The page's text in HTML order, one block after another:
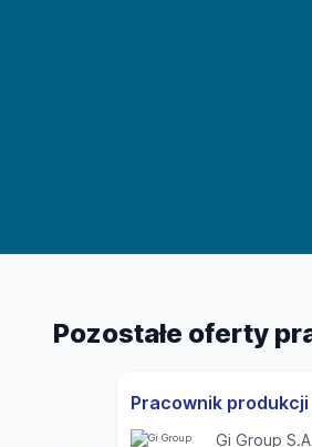
Pozostałe oferty
Gi Group